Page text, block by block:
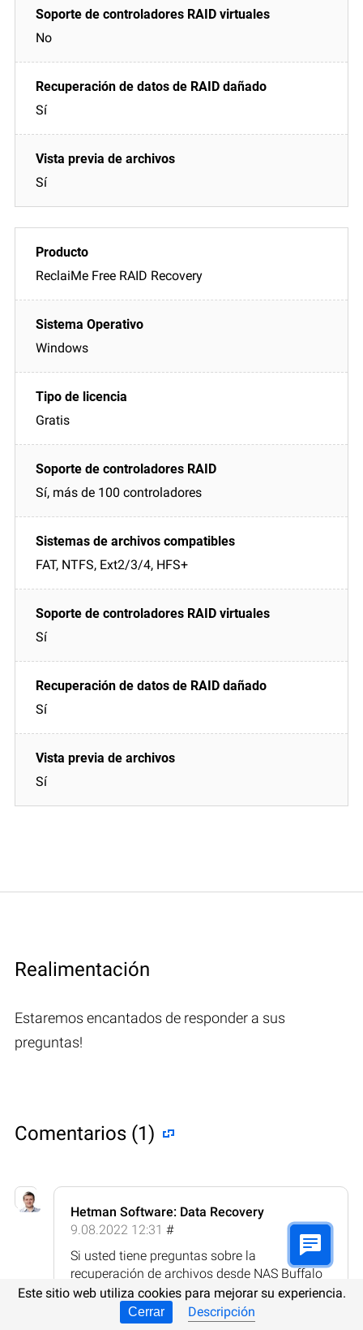
No
Sí
Sí
ReclaiMe Free RAID Recovery
Windows
Gratis
Sí, más de 100 controladores
FAT, NTFS, Ext2/3/4, HFS+
Sí
Sí
Sí
Realimentación
Estaremos encantados de responder a sus
preguntas!
Comentarios (1)
Hetman Software: Data Recovery
9.08.2022 12:31 #
Si usted tiene preguntas sobre la
recuperación de archivos desde NAS Buffalo
LinkStation LS220DE o discos de otros
fabricantes, después de eliminación o
Este sitio web utiliza cookies para mejorar su experiencia.
Cerrar Descripción